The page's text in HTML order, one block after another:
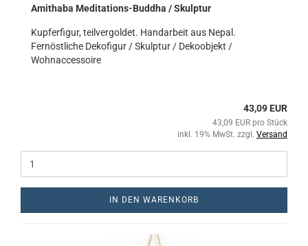
Amithaba Meditations-Buddha / Skulptur
Kupferfigur, teilvergoldet. Handarbeit aus Nepal.
Fernöstliche Dekofigur / Skulptur / Dekoobjekt /
Wohnaccessoire
43,09 EUR
43,09 EUR pro Stück
inkl. 19% MwSt. zzgl. Versand
IN DEN WARENKORB